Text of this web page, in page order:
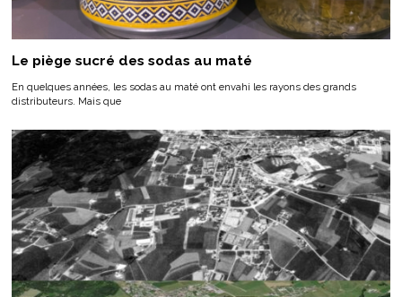
Le piège sucré des sodas au maté
En quelques années, les sodas au maté ont envahi les rayons des grands
distributeurs. Mais que